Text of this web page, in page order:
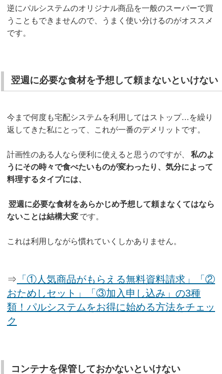
逆にパルシステムのオリジナル商品を一般のスーパーで買
うこともできませんので、うまく使い分けるのがオススメ
です。
翌週に必要な食材を予想して頼まないといけない
今まで何度も宅配システムを利用してはストップ…を繰り
返してきた私にとって、これが一番のデメリットです。
計画性のある人なら便利に使えると思うのですが、
私のよ
うにその時々で食べたいものが変わったり、気分によって
料理するタイプには、
翌週に必要な食材をあらかじめ予想して頼まなくてはなら
ないことは結構大変 です。
これは利用しながら慣れていくしかありません。
⇒ 「①人気商品がもらえる無料資料請求」「②
おためしセット」「③加入申し込み」の3種
類！パルシステムをお得に始める方法をチェッ
ク
コンテナを保管しておかないといけない